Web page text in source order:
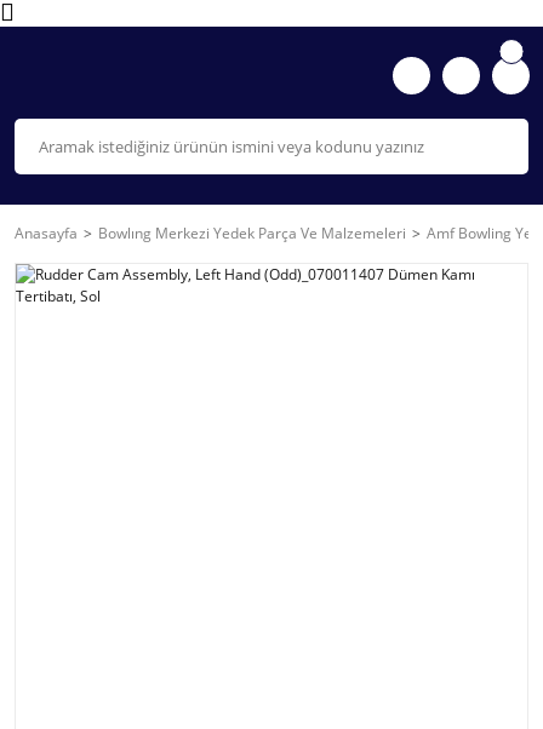
Anasayfa Bowlıng Merkezi Yedek Parça Ve Malzemeleri Amf Bowling